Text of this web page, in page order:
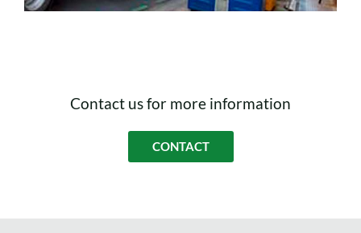
Contact us for more information
CONTACT